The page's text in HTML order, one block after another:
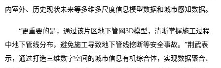
内室外、历史现状未来等多维多尺度信息模型数据和城市感知数据。
“更重要的是，通过该片区地下管网3D模型，清晰掌握施工过程
中地下管线分布，避免施工导致地下管线挖断等安全事故。”荆武表
示，通过打造三维数字空间的城市信息有机综合体，实现数据聚合、